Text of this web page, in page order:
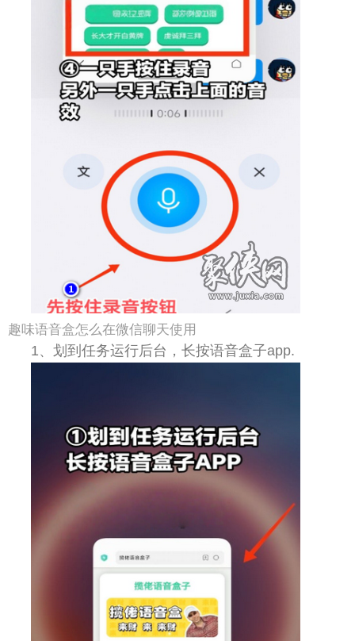
趣味语音盒怎么在微信聊天使用
1、划到任务运行后台，长按语音盒子app.